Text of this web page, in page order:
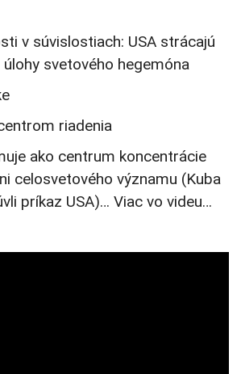
v súvislostiach: USA strácajú
svetového hegemóna
riadenia
ako centrum koncentrácie
celosvetového významu (Kuba
príkaz USA)… Viac vo videu…